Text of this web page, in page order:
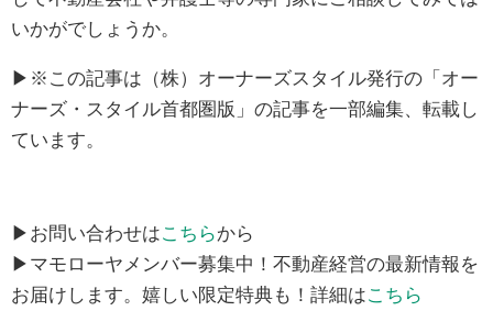
いかがでしょうか。
▶※この記事は（株）オーナーズスタイル発行の「オー
ナーズ・スタイル首都圏版」の記事を一部編集、転載し
ています。
▶お問い合わせはこちらから
▶マモローヤメンバー募集中！不動産経営の最新情報を
お届けします。嬉しい限定特典も！詳細はこちら